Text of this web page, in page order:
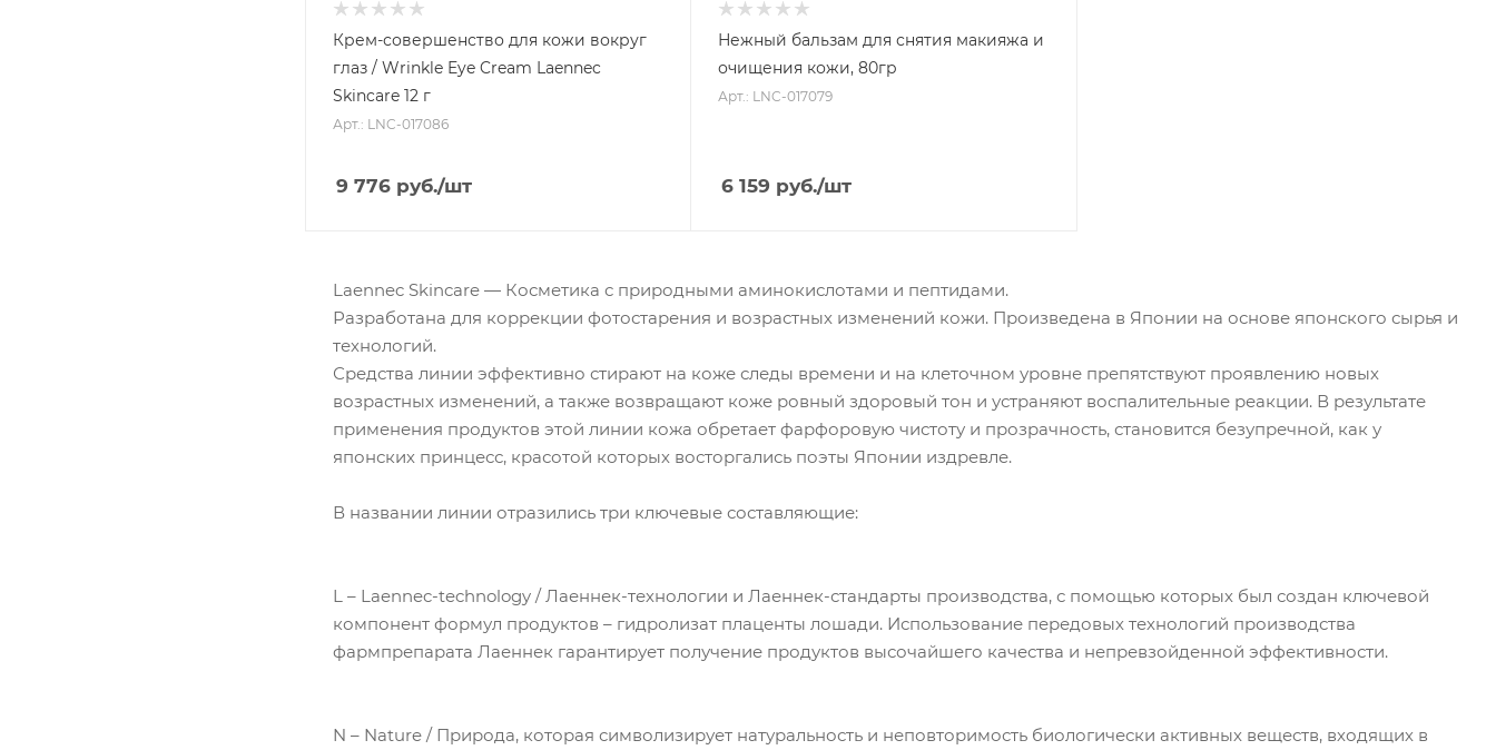
Крем-совершенство для кожи вокруг
глаз / Wrinkle Eye Cream Laennec
Skincare 12 г
Арт.: LNC-017086
9 776 руб./шт
Нежный бальзам для снятия макияжа и
очищения кожи, 80гр
Арт.: LNC-017079
6 159 руб./шт
Laennec Skincare — Косметика с природными аминокислотами и пептидами.
Разработана для коррекции фотостарения и возрастных изменений кожи. Произведена в Японии на основе японского сырья и
технологий.
Средства линии эффективно стирают на коже следы времени и на клеточном уровне препятствуют проявлению новых
возрастных изменений, а также возвращают коже ровный здоровый тон и устраняют воспалительные реакции. В результате
применения продуктов этой линии кожа обретает фарфоровую чистоту и прозрачность, становится безупречной, как у
японских принцесс, красотой которых восторгались поэты Японии издревле.
В названии линии отразились три ключевые составляющие:
L – Laennec-technology / Лаеннек-технологии и Лаеннек-стандарты производства, с помощью которых был создан ключевой
компонент формул продуктов – гидролизат плаценты лошади. Использование передовых технологий производства
фармпрепарата Лаеннек гарантирует получение продуктов высочайшего качества и непревзойденной эффективности.
N – Nature / Природа, которая символизирует натуральность и неповторимость биологически активных веществ, входящих в